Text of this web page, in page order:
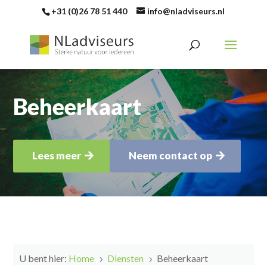
+31 (0)26 78 51 440 info@nladviseurs.nl
Beheerkaart
Lees meer Neem contact op
U bent hier: Home 5 Diensten 5 Beheerkaart